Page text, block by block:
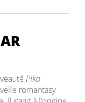
Pika
romantasy